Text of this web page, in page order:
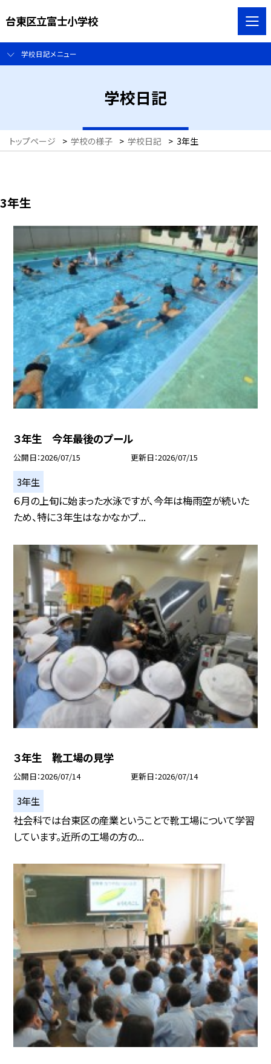
台東区立富士小学校
学校日記メニュー
学校日記
トップページ > 学校の様子 > 学校日記 > 3年生
3年生
３年生 今年最後のプール
公開日 2026/07/15 更新日 2026/07/15
3年生
６月の上旬に始まった水泳ですが、今年は梅雨空が続いた
ため、特に３年生はなかなかプ...
３年生 靴工場の見学
公開日 2026/07/14 更新日 2026/07/14
3年生
社会科では台東区の産業ということで靴工場について学習
しています。近所の工場の方の...